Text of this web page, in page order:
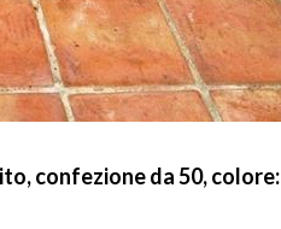
confezione da 50, colore: